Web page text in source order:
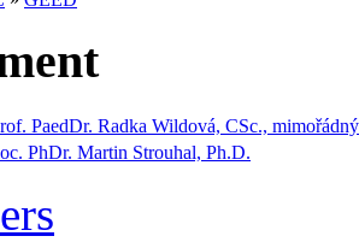
PaedDr. Radka Wildová, CSc.,
PhDr. Martin Strouhal, Ph.D.